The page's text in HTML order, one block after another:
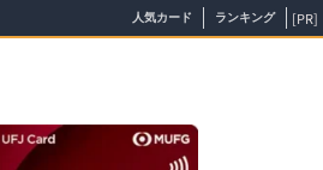
人気カード ランキング [PR]